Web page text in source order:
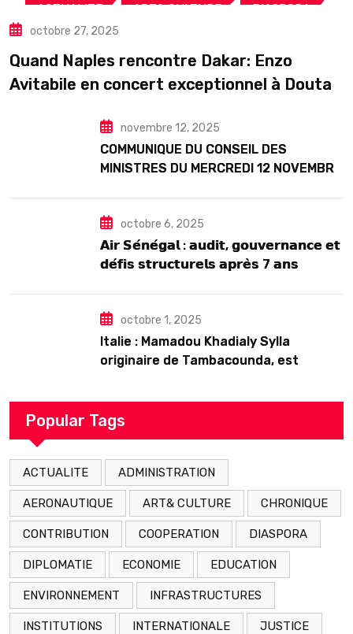
ACTUALITE ART& CULTURE DIASPORA
TOURISME
octobre 27, 2025
Quand Naples rencontre Dakar: Enzo
Avitabile en concert exceptionnel à Douta
novembre 12, 2025
COMMUNIQUE DU CONSEIL DES
MINISTRES DU MERCREDI 12 NOVEMBRE
octobre 6, 2025
𝗔𝗶𝗿 𝗦𝗲́𝗻𝗲́𝗴𝗮𝗹 : 𝗮𝘂𝗱𝗶𝘁, 𝗴𝗼𝘂𝘃𝗲𝗿𝗻𝗮𝗻𝗰𝗲 𝗲𝘁
𝗱𝗲́𝗳𝗶𝘀 𝘀𝘁𝗿𝘂𝗰𝘁𝘂𝗿𝗲𝗹𝘀 𝗮𝗽𝗿𝗲̀𝘀 7 𝗮𝗻𝘀
octobre 1, 2025
Italie : Mamadou Khadialy Sylla
originaire de Tambacounda, est
arrestation
Popular Tags
ACTUALITE ADMINISTRATION
AERONAUTIQUE ART& CULTURE CHRONIQUE
CONTRIBUTION COOPERATION DIASPORA
DIPLOMATIE ECONOMIE EDUCATION
ENVIRONNEMENT INFRASTRUCTURES
INSTITUTIONS INTERNATIONALE JUSTICE